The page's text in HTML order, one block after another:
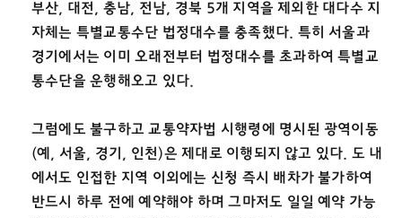
부산, 대전, 충남, 전남, 경북 5개 지역을 제외한 대다수 지
자체는 특별교통수단 법정대수를 충족했다. 특히 서울과
경기에서는 이미 오래전부터 법정대수를 초과하여 특별교
통수단을 운행해오고 있다.
그럼에도 불구하고 교통약자법 시행령에 명시된 광역이동
(예, 서울, 경기, 인천)은 제대로 이행되지 않고 있다. 도 내
에서도 인접한 지역 이외에는 신청 즉시 배차가 불가하여
반드시 하루 전에 예약해야 하며 그마저도 일일 예약 가능